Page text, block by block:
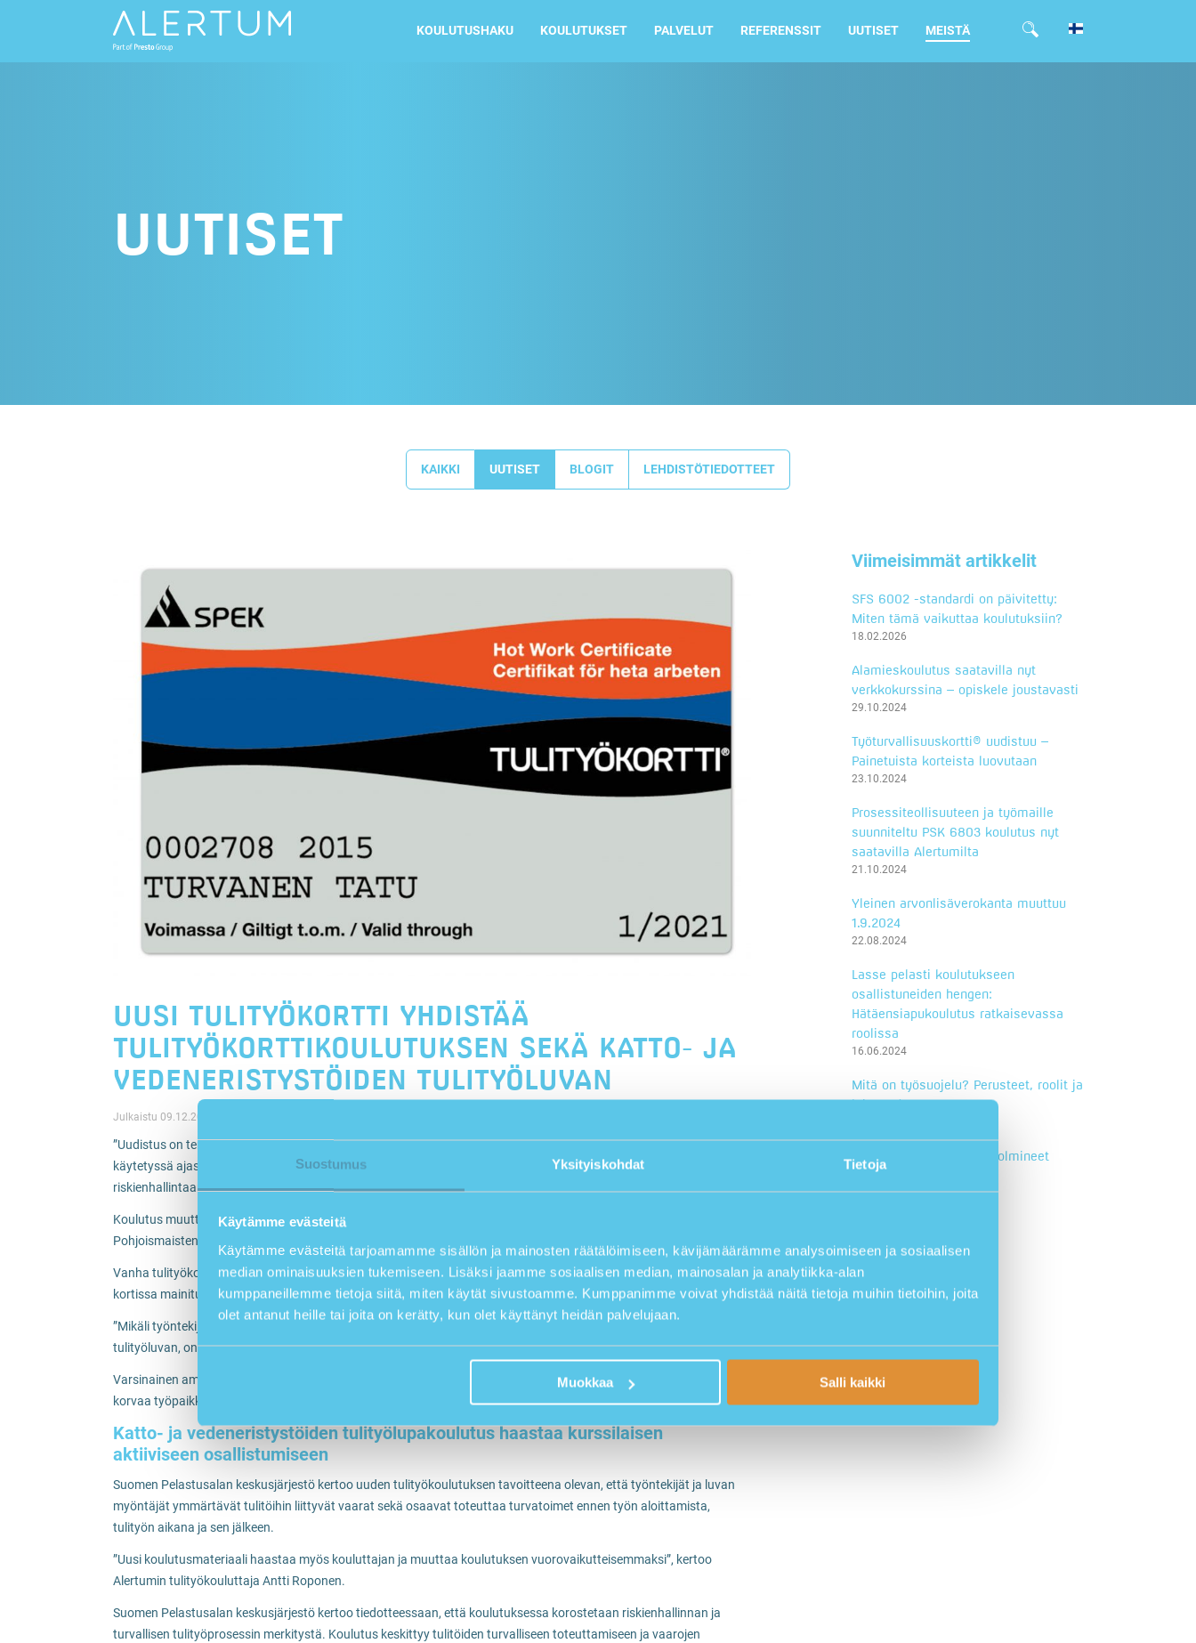
Suostumus Yksityiskohdat Tietoja
Käytämme evästeitä
Käytämme evästeitä tarjoamamme sisällön ja mainosten räätälöimiseen, kävijämäärämme analysoimiseen ja sosiaalisen
median ominaisuuksien tukemiseen. Lisäksi jaamme sosiaalisen median, mainosalan ja analytiikka-alan
kumppaneillemme tietoja siitä, miten käytät sivustoamme. Kumppanimme voivat yhdistää näitä tietoja muihin tietoihin, joita
olet antanut heille tai joita on kerätty, kun olet käyttänyt heidän palvelujaan.
Muokkaa Salli kaikki
KOULUTUSHAKU KOULUTUKSET PALVELUT REFERENSSIT UUTISET MEISTÄ
UUTISET
KAIKKI UUTISET BLOGIT LEHDISTÖTIEDOTTEET
UUSI TULITYÖKORTTI YHDISTÄÄ
TULITYÖKORTTIKOULUTUKSEN SEKÄ KATTO- JA
VEDENERISTYSTÖIDEN TULITYÖLUVAN
Julkaistu 09.12.2015
”Uudistus on tervetullut muutos. Sillä säästetään, ei pelkästään kustannuksissa, mutta myös koulutukseen
käytetyssä ajassa. Koulutus muuttuu sisällöltään laadukkaammaksi ja vaikuttavammaksi, keskittyen
riskienhallintaan ja ennakointiin”, kertoo Alertumin koulutuspäällikkö Mika Ahola.
Koulutus muuttuu myös kansainvälisemmäksi ja uusi tulityökortti on voimassa Norjassa, Ruotsissa ja Tanskassa.
Pohjoismaisten palontorjuntaliittojen hyväksymä tulityökortti hyväksytään myös Suomessa.
Vanha tulityökortti tai katto- ja vedeneristystöiden tulityölupa, joka on suoritettu ennen vuotta 2016, on voimassa
kortissa mainitun ajan ja oikeuttaa tekemään vain kortin mukaisia töitä.
”Mikäli työntekijällä on sininen tulityökortti, mutta tarvitsee jatkossa tekemiseen katto- ja vedeneristystöiden
tulityöluvan, on järkevää käydä päivittämässä tulityökortti uuteen”, huomauttaa Mika Ahola.
Varsinainen ammatillinen osaaminen on hankittava muussa koulutuksessa tai työelämässä. Koulutus ei myöskään
korvaa työpaikkakohtaista perehdyttämistä, vaikka antaa valmiudet toimia turvallisesti väliaikaisella tulityöpaikalla
Katto- ja vedeneristystöiden tulityölupakoulutus haastaa kurssilaisen
aktiiviseen osallistumiseen
Suomen Pelastusalan keskusjärjestö kertoo uuden tulityökoulutuksen tavoitteena olevan, että työntekijät ja luvan
myöntäjät ymmärtävät tulitöihin liittyvät vaarat sekä osaavat toteuttaa turvatoimet ennen työn aloittamista,
tulityön aikana ja sen jälkeen.
”Uusi koulutusmateriaali haastaa myös kouluttajan ja muuttaa koulutuksen vuorovaikutteisemmaksi”, kertoo
Alertumin tulityökouluttaja Antti Roponen.
Suomen Pelastusalan keskusjärjestö kertoo tiedotteessaan, että koulutuksessa korostetaan riskienhallinnan ja
turvallisen tulityöprosessin merkitystä. Koulutus keskittyy tulitöiden turvalliseen toteuttamiseen ja vaarojen
Viimeisimmät artikkelit
SFS 6002 -standardi on päivitetty:
Miten tämä vaikuttaa koulutuksiin?
18.02.2026
Alamieskoulutus saatavilla nyt
verkkokurssina – opiskele joustavasti
29.10.2024
Työturvallisuuskortti® uudistuu –
Painetuista korteista luovutaan
23.10.2024
Prosessiteollisuuteen ja työmaille
suunniteltu PSK 6803 koulutus nyt
saatavilla Alertumilta
21.10.2024
Yleinen arvonlisäverokanta muuttuu
1.9.2024
22.08.2024
Lasse pelasti koulutukseen
osallistuneiden hengen:
Hätäensiapukoulutus ratkaisevassa
roolissa
16.06.2024
Mitä on työsuojelu? Perusteet, roolit ja
lainsäädäntö
Cramo ja Alertum ovat solmineet
koulutuskumppanuuden
25.04.2024